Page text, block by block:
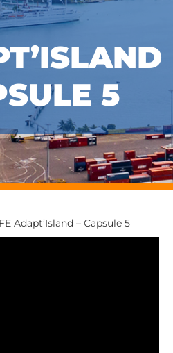
5
Adapt’Island – Capsule 5